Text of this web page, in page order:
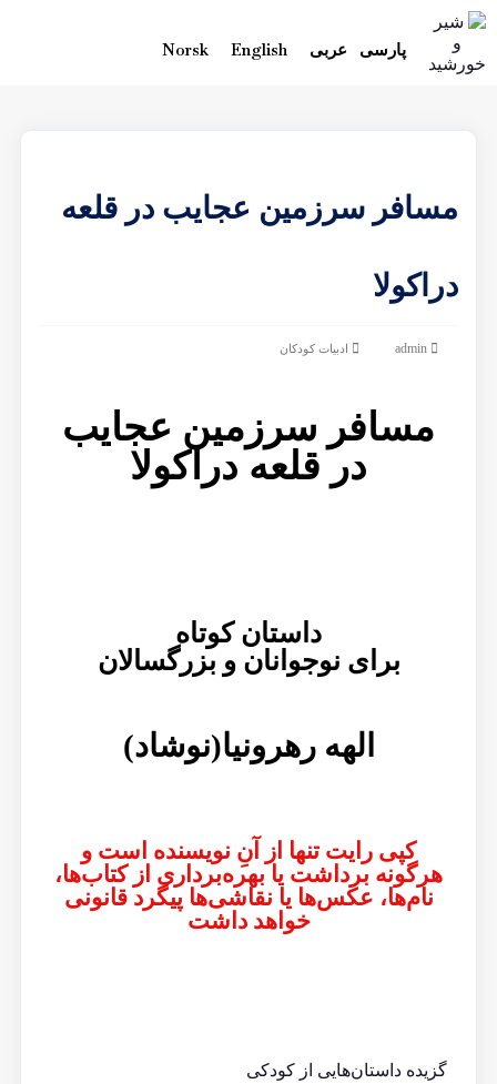
پارسی عربی English
Norsk
مسافر سرزمین عجایب در قلعه
دراكولا
admin ادبیات کودکان
مسافر سرزمین عجایب
در قلعه دراكولا
داستان کوتاه
برای نوجوانان و بزرگسالان
الهه رهرونیا(نوشاد)
‎کپی رایت تنها از آنِ نویسنده است و
هرگونه برداشت یا بهره‌برداری از کتاب‌ها،
نام‌ها، عکس‌ها یا نقاشی‌ها پیگرد قانونی
خواهد داشت
گزیده داستان‌هایی از کودکی